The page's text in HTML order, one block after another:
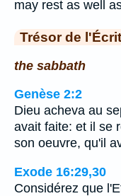
may rest as well
Trésor de
the sabbath
Genèse 2:2
Dieu acheva au
avait faite: et il se
son oeuvre, qu'il
Exode 16:29,30
Considérez que